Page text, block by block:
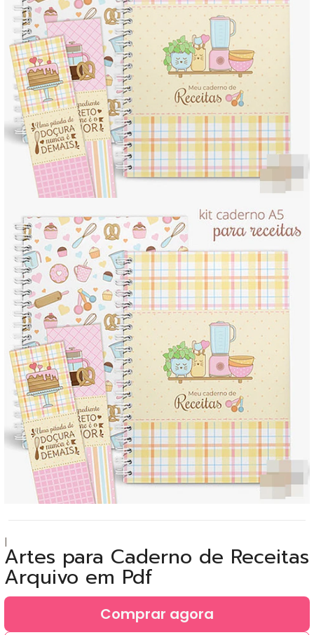
|Artes para Caderno de Receitas
Arquivo em Pdf
Comprar agora